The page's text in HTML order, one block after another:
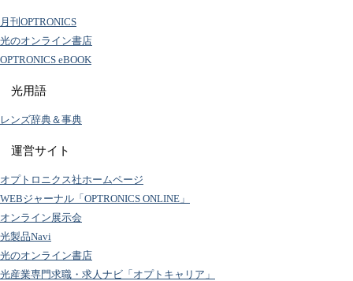
月刊OPTRONICS
光のオンライン書店
OPTRONICS eBOOK
光用語
レンズ辞典＆事典
運営サイト
オプトロニクス社ホームページ
WEBジャーナル「OPTRONICS ONLINE」
オンライン展示会
光製品Navi
光のオンライン書店
光産業専門求職・求人ナビ「オプトキャリア」